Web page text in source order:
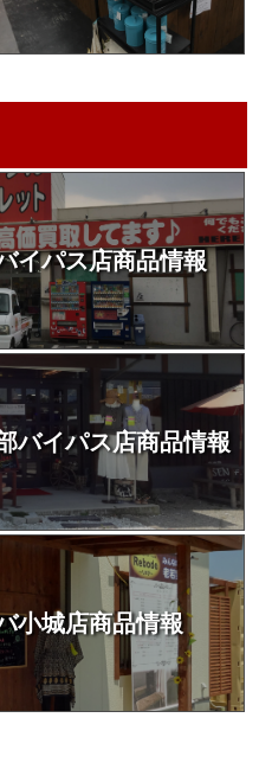
イパス店商品情報
バイパス店商品情報
小城店商品情報